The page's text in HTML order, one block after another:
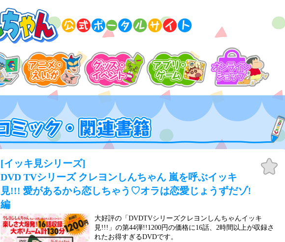
[イッキ見シリーズ]
DVD TVシリーズ クレヨンしんちゃん 嵐を呼ぶイッキ
見!!! 愛があるから恋しちゃう♡オラは恋愛じょうずだゾ!
編
お気
に入
大好評の「DVDTVシリーズクレヨンしんちゃんイッキ
見!!!」の第44弾!!1200円の価格に16話、2時間以上が収録さ
れたお得すぎるDVDです。